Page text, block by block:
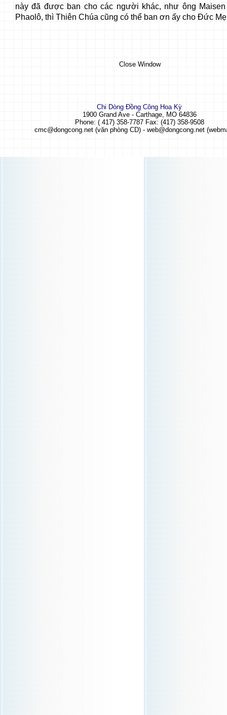
này đã được ban cho các người khác, như ông
Phaolô, thì Thiên Chúa cũng có thể ban ơn ấy cho Đức
Close Window
Chi Dòng Đồng Công Hoa Kỳ
1900 Grand Ave - Carthage, MO 64836
Phone: ( 417) 358-7787 Fax: (417) 358-9508
cmc@dongcong.net (văn phòng CD) - web@dongcong.net